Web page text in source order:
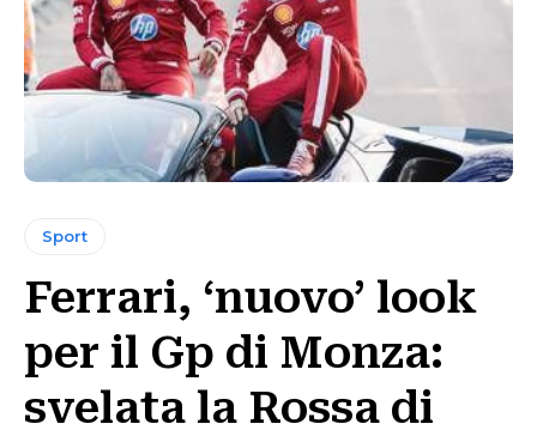
Sport
Ferrari, ‘nuovo’ look
per il Gp di Monza:
svelata la Rossa di